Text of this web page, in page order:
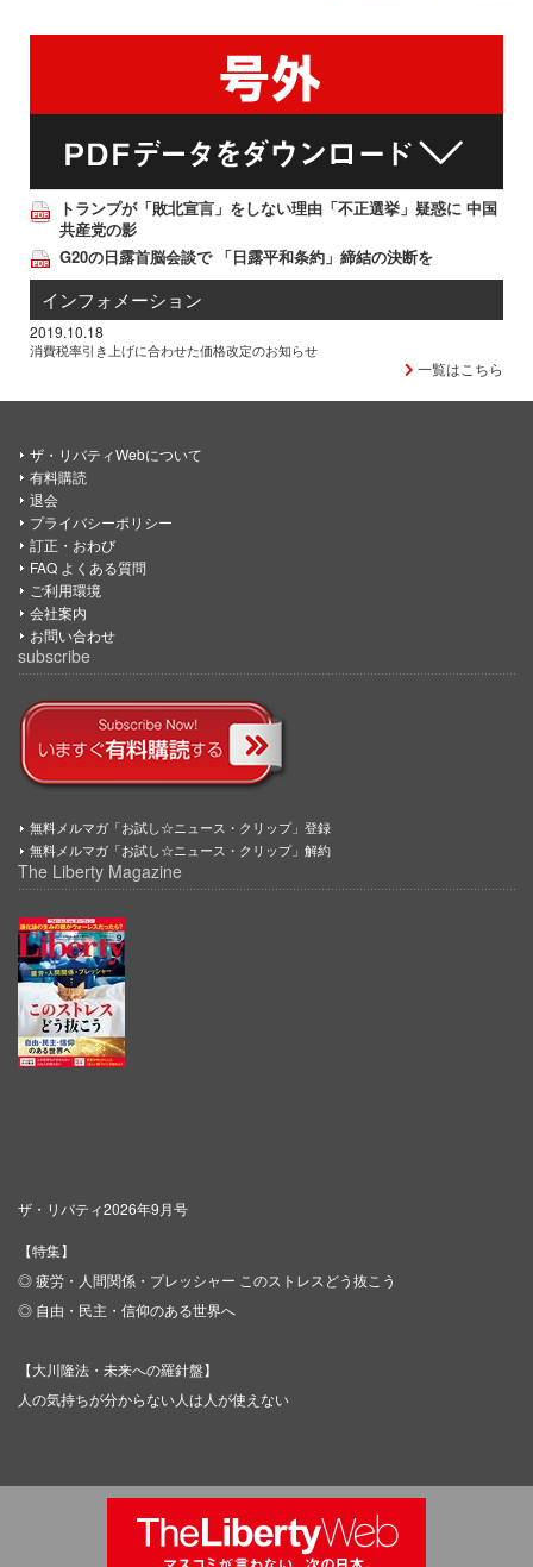
トランプが「敗北宣言」をしない理由「不正選挙」疑惑に 中国
共産党の影
G20の日露首脳会談で 「日露平和条約」締結の決断を
インフォメーション
2019.10.18
消費税率引き上げに合わせた価格改定のお知らせ
一覧はこちら
ザ・リバティWebについて
有料購読
退会
プライバシーポリシー
訂正・おわび
FAQ よくある質問
ご利用環境
会社案内
お問い合わせ
subscribe
無料メルマガ「お試し☆ニュース・クリップ」登録
無料メルマガ「お試し☆ニュース・クリップ」解約
The Liberty Magazine
ザ・リバティ2026年9月号
【特集】
◎ 疲労・人間関係・プレッシャー このストレスどう抜こう
◎ 自由・民主・信仰のある世界へ
【大川隆法・未来への羅針盤】
人の気持ちが分からない人は人が使えない